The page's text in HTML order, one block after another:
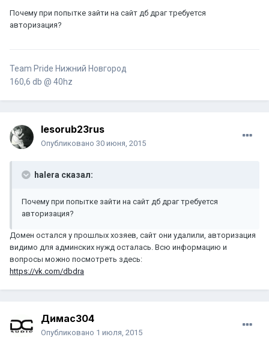
Почему при попытке зайти на сайт дб драг требуется
авторизация?
Team Pride Нижний Новгород
160,6 db @ 40hz
lesorub23rus
Опубликовано 30 июня, 2015
halera сказал:
Почему при попытке зайти на сайт дб драг требуется
авторизация?
Домен остался у прошлых хозяев, сайт они удалили, авторизация
видимо для админских нужд осталась. Всю информацию и
вопросы можно посмотреть здесь:
https://vk.com/dbdra
Димас304
Опубликовано 1 июля, 2015